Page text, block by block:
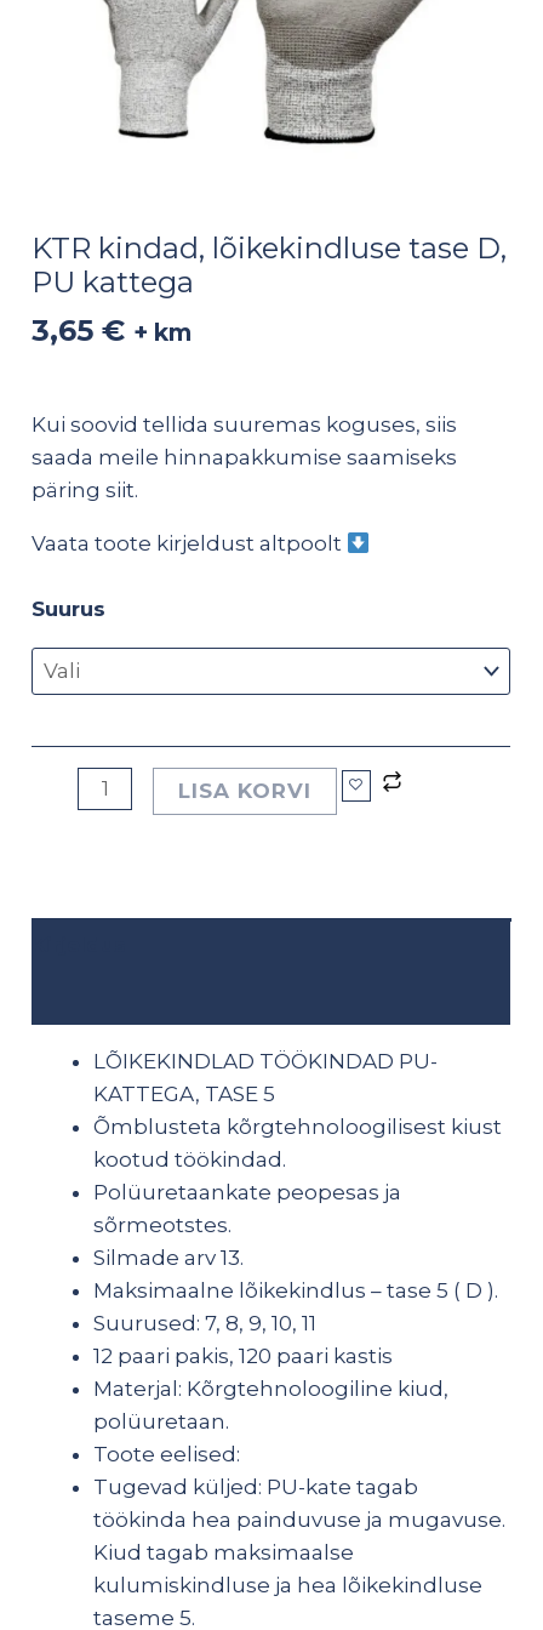
KTR kindad, lõikekindluse tase D,
PU kattega
3,65€ + km
Kui soovid tellida suuremas koguses, siis
saada meile hinnapakkumise saamiseks
päringsiit.
Vaata toote kirjeldust altpoolt
Suurus
LISA KORVI
LÕIKEKINDLAD TÖÖKINDAD PU-
KATTEGA, TASE 5
Õmblusteta kõrgtehnoloogilisest kiust
kootud töökindad.
Polüuretaankate peopesas ja
sõrmeotstes.
Silmade arv 13.
Maksimaalne lõikekindlus – tase 5 ( D ).
Suurused: 7, 8, 9, 10, 11
12 paari pakis, 120 paari kastis
Materjal: Kõrgtehnoloogiline kiud,
polüuretaan.
Toote eelised:
Tugevad küljed: PU-kate tagab
töökinda hea painduvuse ja mugavuse.
Kiud tagab maksimaalse
kulumiskindluse ja hea lõikekindluse
taseme 5.